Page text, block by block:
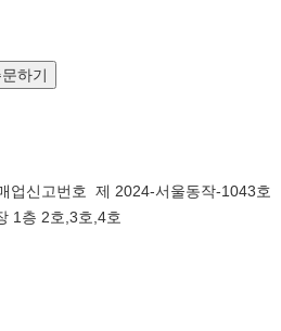
하기
업신고번호 제 2024-서울동작-1043호
1층 2호,3호,4호